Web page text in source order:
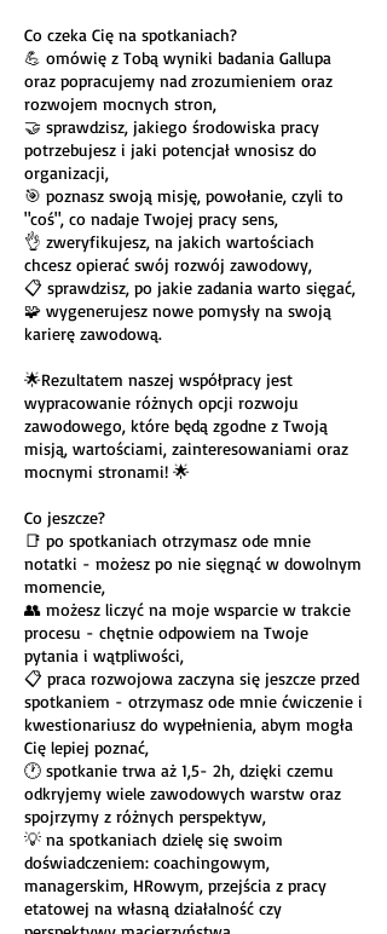
Co czeka Cię na spotkaniach?
💪 omówię z Tobą wyniki badania Gallupa
oraz popracujemy nad zrozumieniem oraz
rozwojem mocnych stron,
🤝 sprawdzisz, jakiego środowiska pracy
potrzebujesz i jaki potencjał wnosisz do
organizacji,
🎯 poznasz swoją misję, powołanie, czyli to
"coś", co nadaje Twojej pracy sens,
👌 zweryfikujesz, na jakich wartościach
chcesz opierać swój rozwój zawodowy,
📋 sprawdzisz, po jakie zadania warto sięgać,
🧩 wygenerujesz nowe pomysły na swoją
karierę zawodową.
🌟Rezultatem naszej współpracy jest
wypracowanie różnych opcji rozwoju
zawodowego, które będą zgodne z Twoją
misją, wartościami, zainteresowaniami oraz
mocnymi stronami! 🌟
Co jeszcze?
📑 po spotkaniach otrzymasz ode mnie
notatki - możesz po nie sięgnąć w dowolnym
momencie,
👥 możesz liczyć na moje wsparcie w trakcie
procesu - chętnie odpowiem na Twoje
pytania i wątpliwości,
📋 praca rozwojowa zaczyna się jeszcze przed
spotkaniem - otrzymasz ode mnie ćwiczenie i
kwestionariusz do wypełnienia, abym mogła
Cię lepiej poznać,
🕐 spotkanie trwa aż 1,5- 2h, dzięki czemu
odkryjemy wiele zawodowych warstw oraz
spojrzymy z różnych perspektyw,
💡 na spotkaniach dzielę się swoim
doświadczeniem: coachingowym,
managerskim, HRowym, przejścia z pracy
etatowej na własną działalność czy